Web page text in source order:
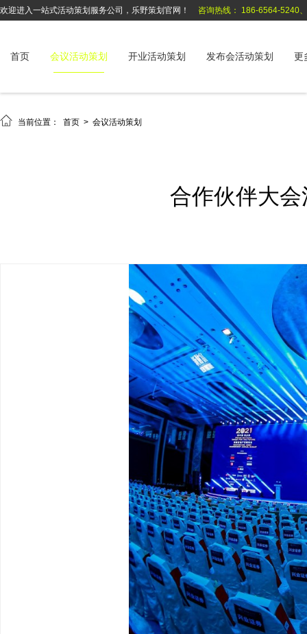
欢迎进入一站式活动策划服务公司，乐野策划官网！ 咨询热线： 186-6564-5240
首页 会议活动策划 开业活动策划 发布会活动策划 更
 当前位置： 首页 > 会议活动策划
合作伙伴大